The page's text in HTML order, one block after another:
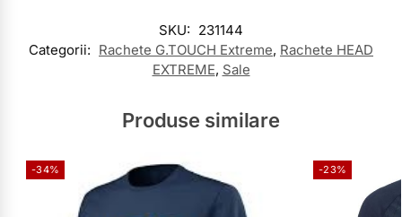
SKU: 231144
Categorii: Rachete G.TOUCH Extreme, Rachete HEAD
EXTREME, Sale
Produse similare
-34% -23%